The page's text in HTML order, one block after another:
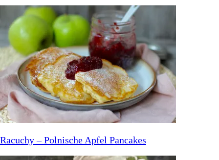
Racuchy – Polnische Apfel Pancakes